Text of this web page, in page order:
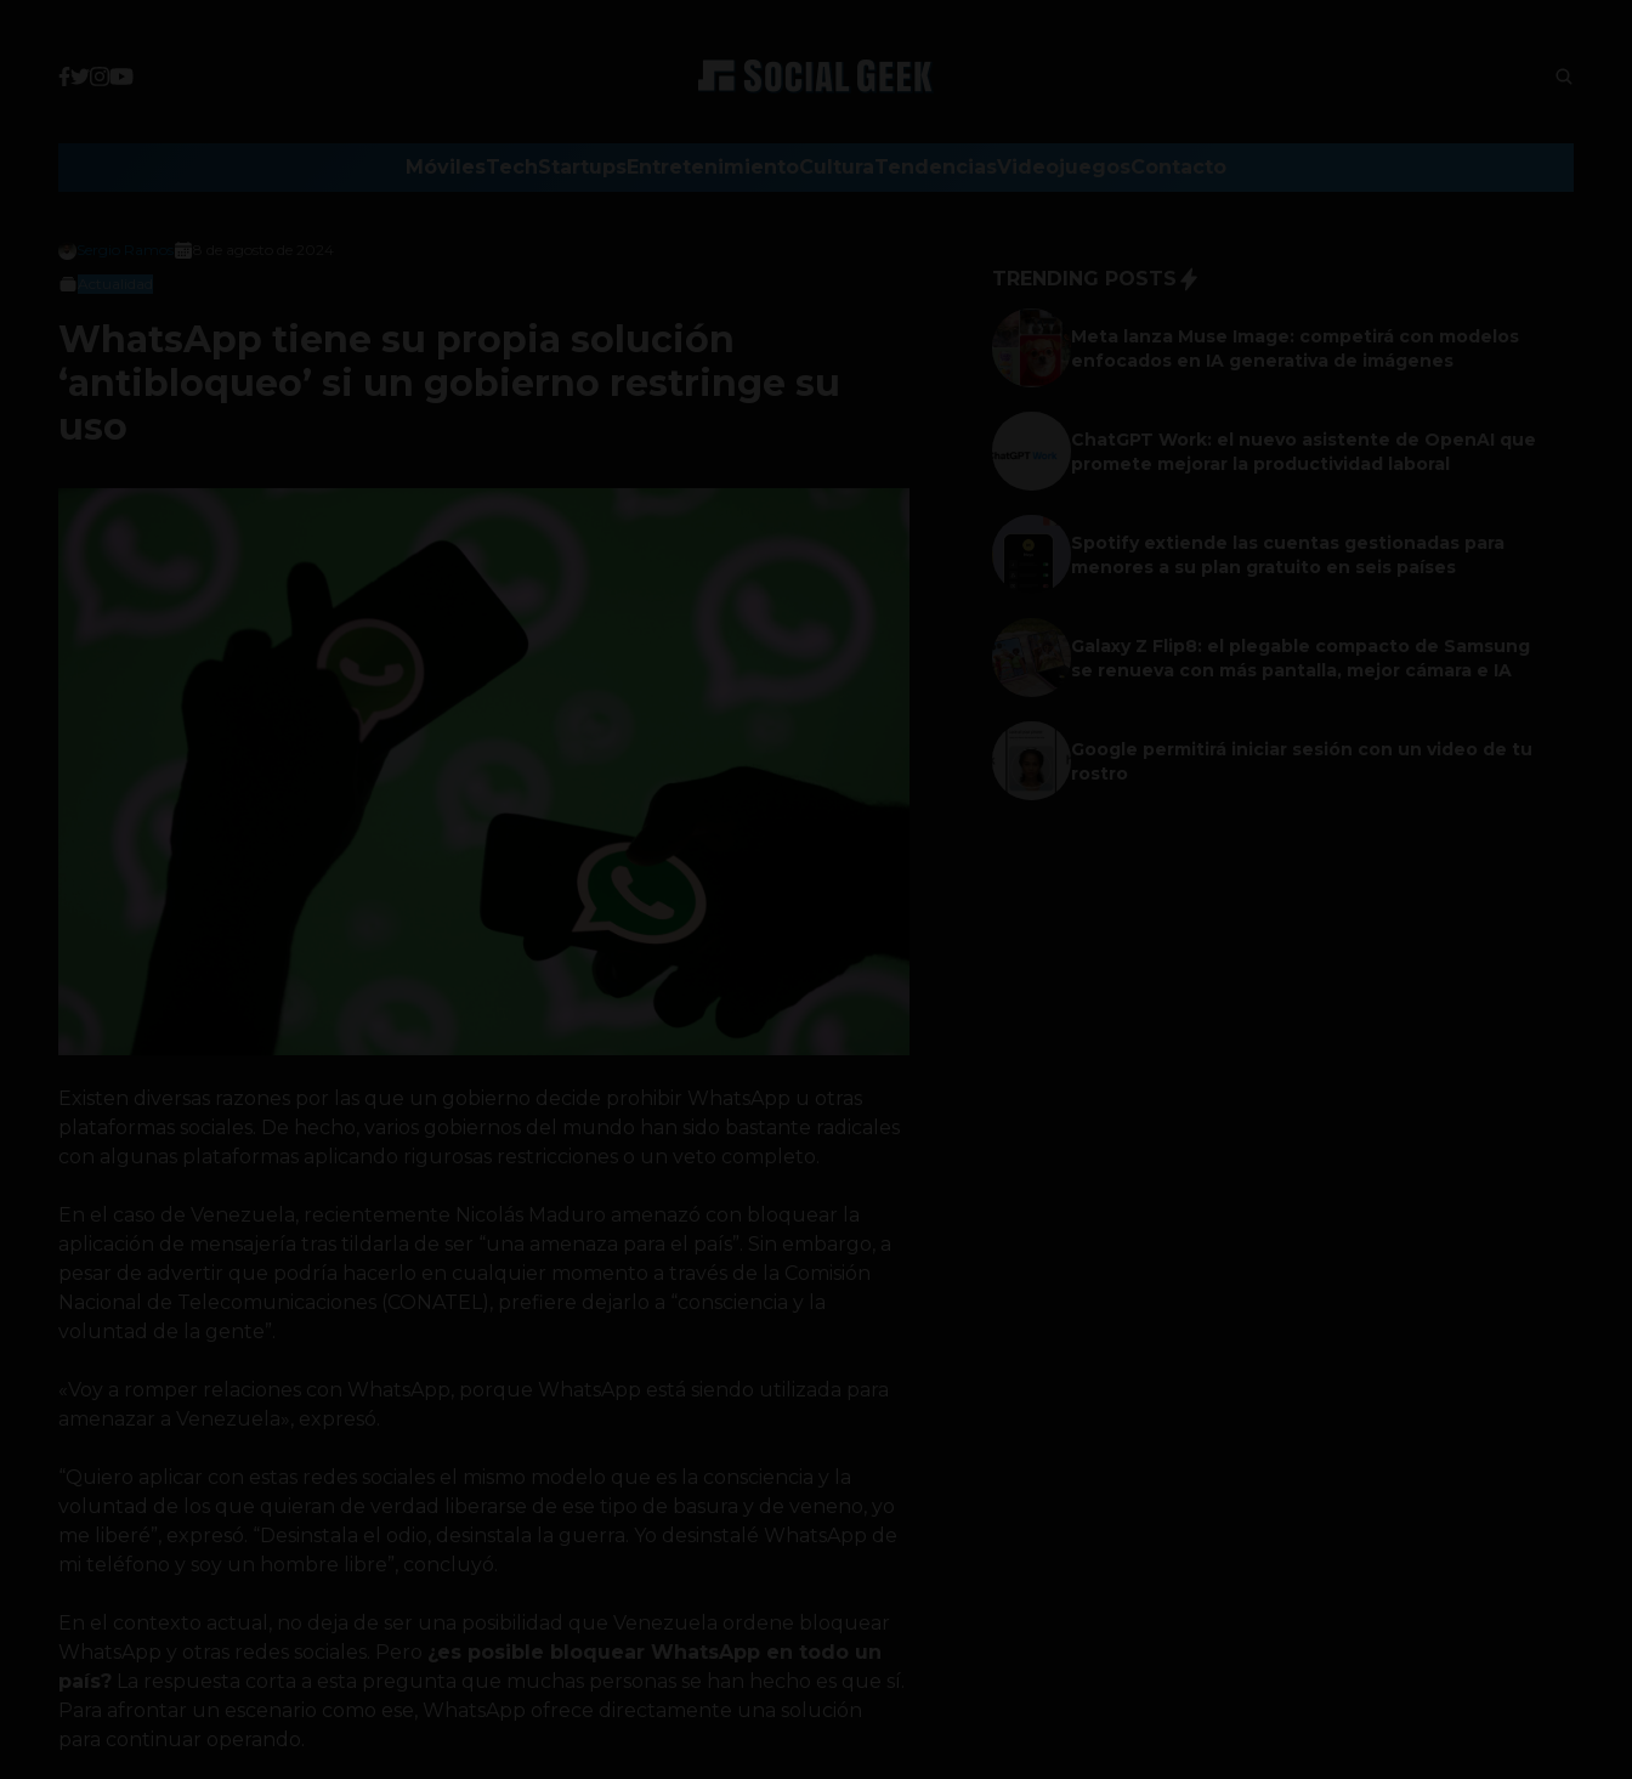
WhatsApp tiene su propia solución
‘antibloqueo’ si un gobierno restringe su
uso
Existen diversas razones por las que un gobierno decide prohibir WhatsApp u otras
plataformas sociales. De hecho, varios gobiernos del mundo han sido bastante radicales
con algunas plataformas aplicando rigurosas restricciones o un veto completo.
En el caso de Venezuela, recientemente Nicolás Maduro amenazó con bloquear la
aplicación de mensajería tras tildarla de ser “una amenaza para el país”. Sin embargo, a
pesar de advertir que podría hacerlo en cualquier momento a través de la Comisión
Nacional de Telecomunicaciones (CONATEL), prefiere dejarlo a “consciencia y la
voluntad de la gente”.
«Voy a romper relaciones con WhatsApp, porque WhatsApp está siendo utilizada para
amenazar a Venezuela», expresó.
“Quiero aplicar con estas redes sociales el mismo modelo que es la consciencia y la
voluntad de los que quieran de verdad liberarse de ese tipo de basura y de veneno, yo
me liberé”, expresó. “Desinstala el odio, desinstala la guerra. Yo desinstalé WhatsApp de
mi teléfono y soy un hombre libre”, concluyó.
En el contexto actual, no deja de ser una posibilidad que Venezuela ordene bloquear
WhatsApp y otras redes sociales. Pero
¿es posible bloquear WhatsApp en todo un
país? La respuesta corta a esta pregunta que muchas personas se han hecho es que sí.
Para afrontar un escenario como ese, WhatsApp ofrece directamente una solución
para continuar operando.
TRENDING POSTS
Meta lanza Muse Image: competirá con modelos
enfocados en IA generativa de imágenes
ChatGPT Work: el nuevo asistente de OpenAI que
promete mejorar la productividad laboral
Spotify extiende las cuentas gestionadas para
menores a su plan gratuito en seis países
Galaxy Z Flip8: el plegable compacto de Samsung
se renueva con más pantalla, mejor cámara e IA
Google permitirá iniciar sesión con un video de tu
rostro